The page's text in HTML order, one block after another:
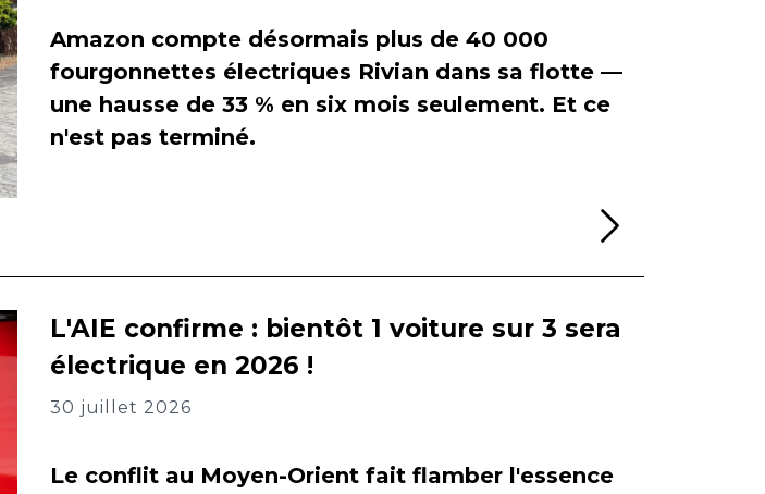
Amazon compte désormais plus de 40 000
fourgonnettes électriques Rivian dans sa flotte —
une hausse de 33 % en six mois seulement. Et ce
n'est pas terminé.
L'AIE confirme : bientôt 1 voiture sur 3 sera
électrique en 2026 !
30 juillet 2026
Le conflit au Moyen-Orient fait flamber l'essence